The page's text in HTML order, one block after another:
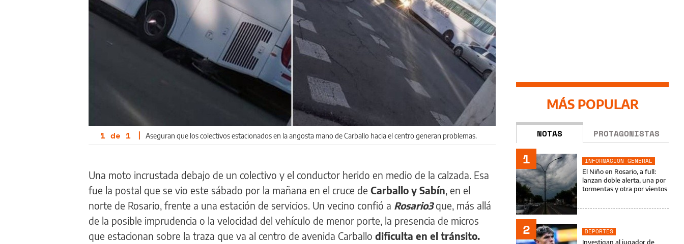
1 de 1 | Aseguran que los colectivos estacionados en la angosta mano de Carballo hacia el centro generan problemas.
Una moto incrustada debajo de un colectivo y el conductor herido en medio de la calzada. Esa
fue la postal que se vio este sábado por la mañana en el cruce de Carballo y Sabín, en el
norte de Rosario, frente a una estación de servicios. Un vecino confió a Rosario3que, más allá
de la posible imprudencia o la velocidad del vehículo de menor porte, la presencia de micros
que estacionan sobre la traza que va al centro de avenida Carballo dificulta en el tránsito.
MÁS POPULAR
NOTAS PROTAGONISTAS
1
INFORMACIÓN GENERAL
El Niño en Rosario, a full:
lanzan doble alerta, una por
tormentas y otra por vientos
2
DEPORTES
Investigan al jugador de